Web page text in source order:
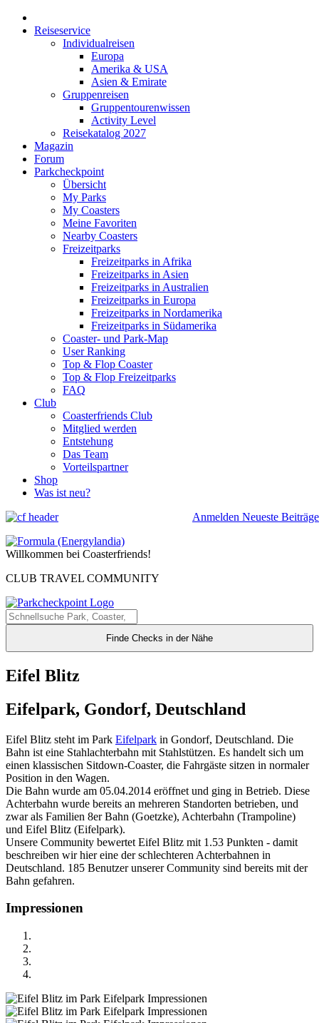
Reiseservice
Individualreisen
Europa
Amerika & USA
Asien & Emirate
Gruppenreisen
Gruppentourenwissen
Activity Level
Reisekatalog 2027
Magazin
Forum
Parkcheckpoint
Übersicht
My Parks
My Coasters
Meine Favoriten
Nearby Coasters
Freizeitparks
Freizeitparks in Afrika
Freizeitparks in Asien
Freizeitparks in Australien
Freizeitparks in Europa
Freizeitparks in Nordamerika
Freizeitparks in Südamerika
Coaster- und Park-Map
User Ranking
Top & Flop Coaster
Top & Flop Freizeitparks
FAQ
Club
Coasterfriends Club
Mitglied werden
Entstehung
Das Team
Vorteilspartner
Shop
Was ist neu?
Anmelden Neueste Beiträge
Willkommen bei Coasterfriends!
CLUB TRAVEL COMMUNITY
Finde Checks in der Nähe
Eifel Blitz
Eifelpark, Gondorf, Deutschland
Eifel Blitz steht im Park Eifelpark in Gondorf, Deutschland. Die
Bahn ist eine Stahlachterbahn mit Stahlstützen. Es handelt sich um
einen klassischen Sitdown-Coaster, die Fahrgäste sitzen in normaler
Position in den Wagen.
Die Bahn wurde am 05.04.2014 eröffnet und ging in Betrieb. Diese
Achterbahn wurde bereits an mehreren Standorten betrieben, und
zwar als Familien 8er Bahn (Goetzke), Achterbahn (Trampoline)
und Eifel Blitz (Eifelpark).
Unsere Community bewertet Eifel Blitz mit 1.53 Punkten - damit
beschreiben wir hier eine der schlechteren Achterbahnen in
Deutschland. 185 Benutzer unserer Community sind bereits mit der
Bahn gefahren.
Impressionen